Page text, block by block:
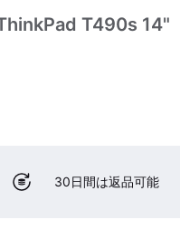
T490s 14"
30日間は返品可能